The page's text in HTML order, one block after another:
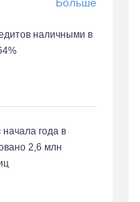
наличными в
года в
2,6 млн